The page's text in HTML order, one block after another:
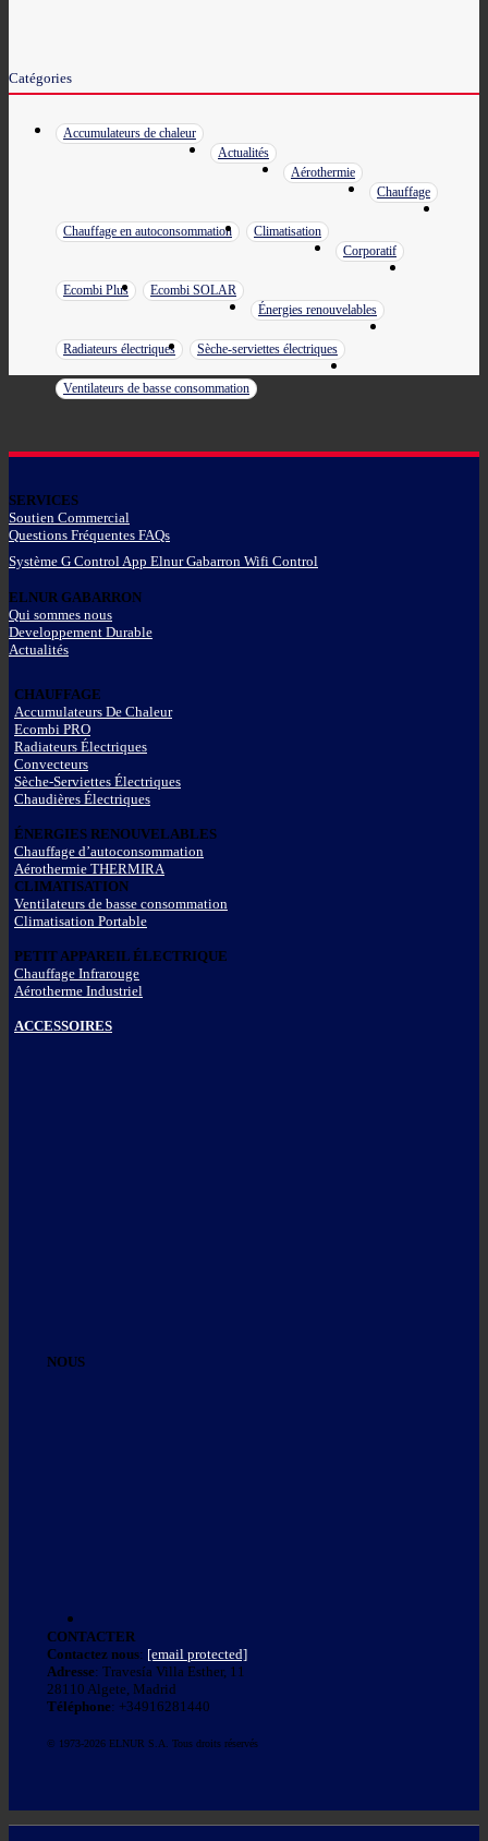
Catégories
Accumulateurs de chaleur
Actualités
Aérothermie
Chauffage
Chauffage en autoconsommation
Climatisation
Corporatif
Ecombi Plus
Ecombi SOLAR
Énergies renouvelables
Radiateurs électriques Sèche-serviettes électriques
Ventilateurs de basse consommation
SERVICES
Soutien Commercial
Questions Fréquentes FAQs
Système G Control App Elnur Gabarron Wifi Control
ELNUR GABARRON
Qui sommes nous
Developpement Durable
Actualités
CHAUFFAGE
Accumulateurs De Chaleur
Ecombi PRO
Radiateurs Électriques
Convecteurs
Sèche-Serviettes Électriques
Chaudières Électriques
ÉNERGIES RENOUVELABLES
Chauffage d’autoconsommation
Aérothermie THERMIRA
CLIMATISATION
Ventilateurs de basse consommation
Climatisation Portable
PETIT APPAREIL ÉLECTRIQUE
Chauffage Infrarouge
Aérotherme Industriel
ACCESSOIRES
NOUS
CONTACTER
Contactez nous: [email protected]
Adresse: Travesía Villa Esther, 11
28110 Algete, Madrid
Téléphone: +34916281440
© 1973-2026 ELNUR S.A. Tous droits réservés